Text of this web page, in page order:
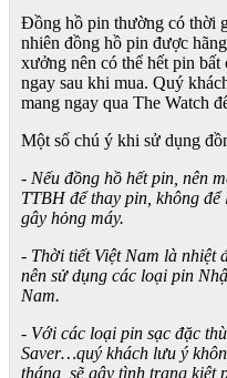
Đồng hồ pin thường có thời
nhiên đồng hồ pin được
xưởng nên có thể hết pin
ngay sau khi mua. Quý
mang ngay qua The Watch
Một số chú ý khi sử dụng
- Nếu đồng hồ hết pin, nên
TTBH để thay pin, không
gây hỏng máy.
- Thời tiết Việt Nam là nhiệt
nên sử dụng các loại pin
Nam.
- Với các loại pin sạc đặc
Saver…quý khách lưu ý
tháng, sẽ gây tình trạng kiệt